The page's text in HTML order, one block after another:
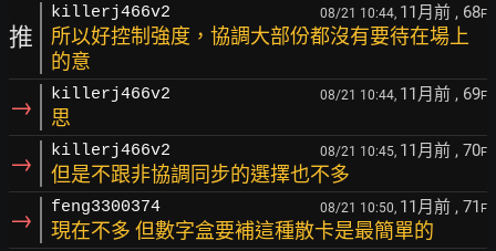
推
killerj466v2 08/21 10:44, 11月前 , 68F
所以好控制強度，協調大部份都沒有要待在場上
的意
→ killerj466v2 08/21 10:44, 11月前 , 69F
思
→ killerj466v2 08/21 10:45, 11月前 , 70F
但是不跟非協調同步的選擇也不多
→ feng3300374 08/21 10:50, 11月前 , 71 F
現在不多 但數字盒要補這種散卡是最簡單的